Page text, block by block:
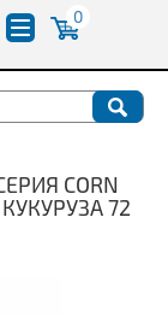
0
CORN
72